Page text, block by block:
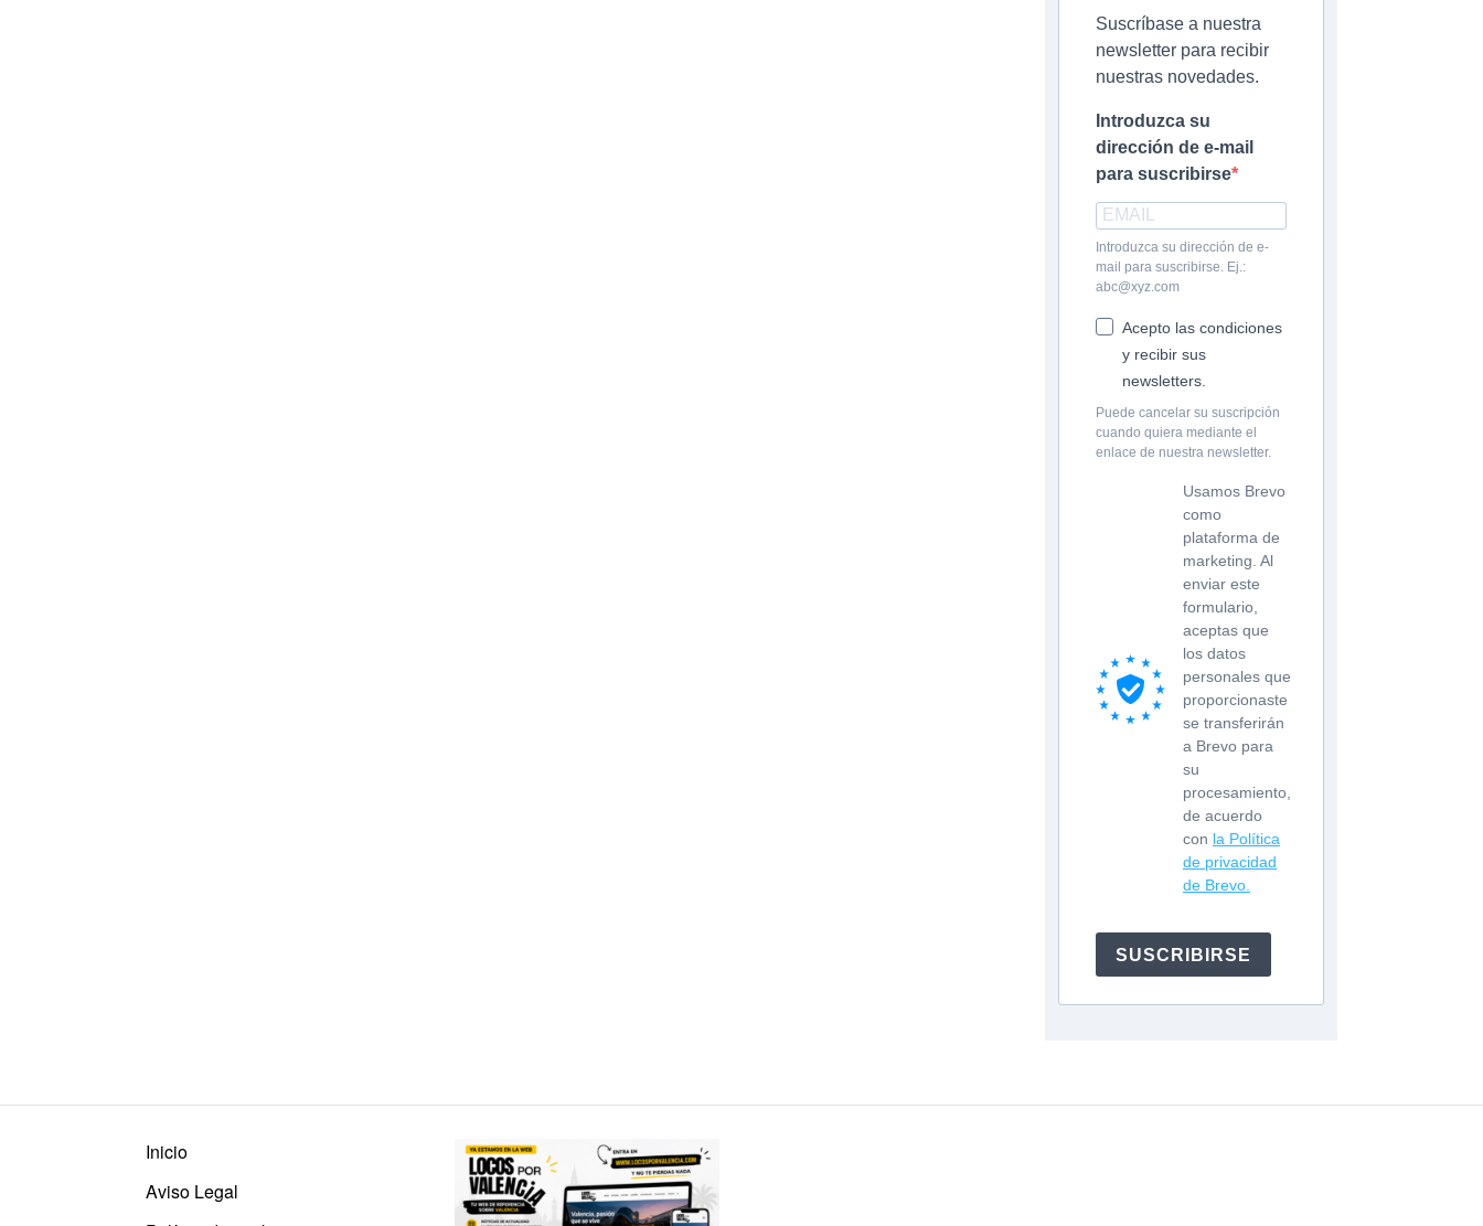
Suscríbase a nuestra
newsletter para recibir
nuestras novedades.
Introduzca su
dirección de e-mail
para suscribirse
Introduzca su dirección de e-
mail para suscribirse. Ej.:
abc@xyz.com
Acepto las condiciones
y recibir sus
newsletters.
Puede cancelar su suscripción
cuando quiera mediante el
enlace de nuestra newsletter.
Usamos Brevo
como
plataforma de
marketing. Al
enviar este
formulario,
aceptas que
los datos
personales que
proporcionaste
se transferirán
a Brevo para
su
procesamiento,
de acuerdo
con la Política
de privacidad
de Brevo.
SUSCRIBIRSE
Inicio
Aviso Legal